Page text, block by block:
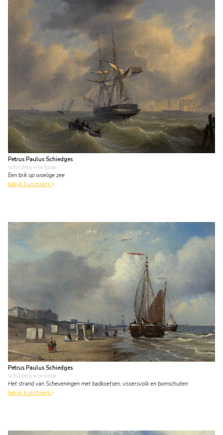
Petrus Paulus Schiedges
schilderij • te koop
Een brik op woelige zee
bekijk kunstwerk
Petrus Paulus Schiedges
schilderij • te koop
Het strand van Scheveningen met badkoetsen, vissersvolk en bomschuiten
bekijk kunstwerk